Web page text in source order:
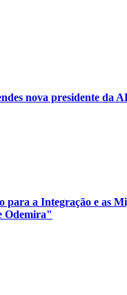
nova presidente da
para a Integração e as
Odemira"